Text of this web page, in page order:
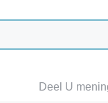
Deel U